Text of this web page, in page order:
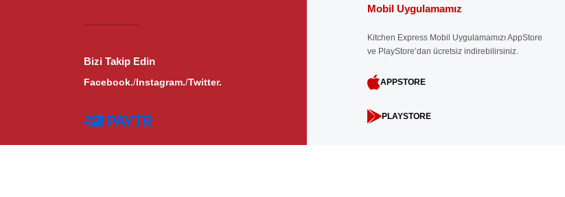
Bizi Takip Edin
Facebook./Instagram./Twitter.
Mobil Uygulamamız
Kitchen Express Mobil Uygulamamızı AppStore
ve PlayStore’dan ücretsiz indirebilirsiniz.
APPSTORE
PLAYSTORE